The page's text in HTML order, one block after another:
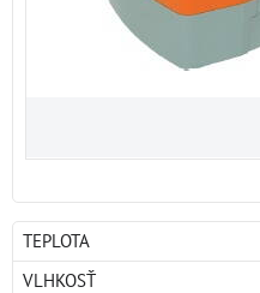
TEPLOTA
VLHKOSŤ